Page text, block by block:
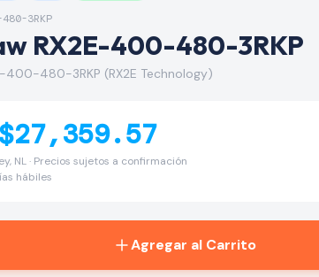
3RKP
RX2E-400-480-3RKP
400-480-3RKP (RX2E Technology)
NL · Precios sujetos a confirmación
hábiles
Agregar al Carrito